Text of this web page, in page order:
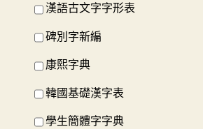
漢語古文字字形表
碑別字新編
康熙字典
韓國基礎漢字表
學生簡體字字典